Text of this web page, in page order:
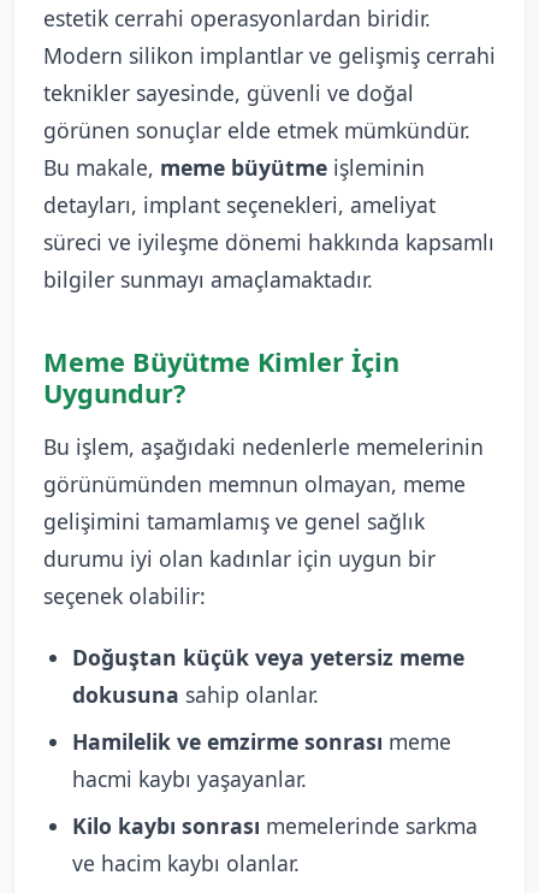
estetik cerrahi operasyonlardan biridir.
Modern silikon implantlar ve gelişmiş cerrahi
teknikler sayesinde, güvenli ve doğal
görünen sonuçlar elde etmek mümkündür.
Bu makale, meme büyütme işleminin
detayları, implant seçenekleri, ameliyat
süreci ve iyileşme dönemi hakkında kapsamlı
bilgiler sunmayı amaçlamaktadır.
Meme Büyütme Kimler İçin
Uygundur?
Bu işlem, aşağıdaki nedenlerle memelerinin
görünümünden memnun olmayan, meme
gelişimini tamamlamış ve genel sağlık
durumu iyi olan kadınlar için uygun bir
seçenek olabilir:
Doğuştan küçük veya yetersiz meme
dokusuna sahip olanlar.
Hamilelik ve emzirme sonrası meme
hacmi kaybı yaşayanlar.
Kilo kaybı sonrası memelerinde sarkma
ve hacim kaybı olanlar.